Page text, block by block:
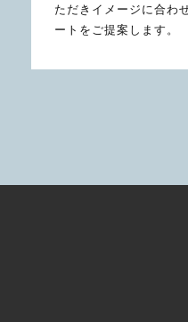
ただきイメージに合わ
ートをご提案します。